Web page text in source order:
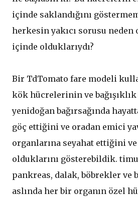
içinde saklandığını
herkesin yakıcı sorusu neden
içinde olduklarıydı?
Bir TdTomato fare modeli
kök hücrelerinin ve
yenidoğan bağırsağında
göç ettiğini ve oradan emici
organlarına seyahat ettiğini
olduklarını gösterebildik.
pankreas, dalak, böbrekler ve
aslında her bir organın özel